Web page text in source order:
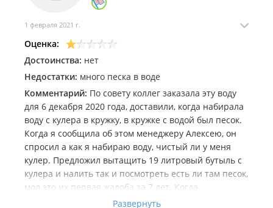
1 февраля 2021 г.
Оценка:
Достоинства: нет
Недостатки: много песка в воде
Комментарий: По совету коллег заказала эту воду
для 6 декабря 2020 года, доставили, когда набирала
воду с кулера в кружку, в кружке с водой был песок.
Когда я сообщила об этом менеджеру Алексею, он
спросил а как я набираю воду, чистый ли у меня
кулер. Предложил вытащить 19 литровый бутыль с
кулера и налить так и посмотреть есть ли там песок,
мол это их первая жалоба за 7 лет. Когда
закончилась вода, в кулере остался осадок из песка.
Развернуть